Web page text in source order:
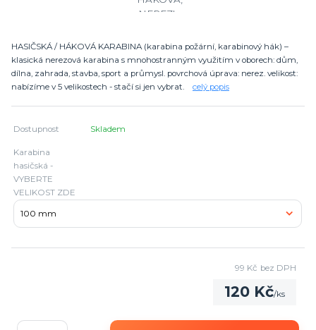
HASIČSKÁ / HÁKOVÁ KARABINA (karabina požární, karabinový hák) –
klasická nerezová karabina s mnohostranným využitím v oborech: dům,
dílna, zahrada, stavba, sport a průmysl. povrchová úprava: nerez. velikost:
nabízíme v 5 velikostech - stačí si jen vybrat. celý popis
Dostupnost Skladem
Karabina
hasičská -
VYBERTE
VELIKOST ZDE
120 Kč/ks
99 Kč bez DPH